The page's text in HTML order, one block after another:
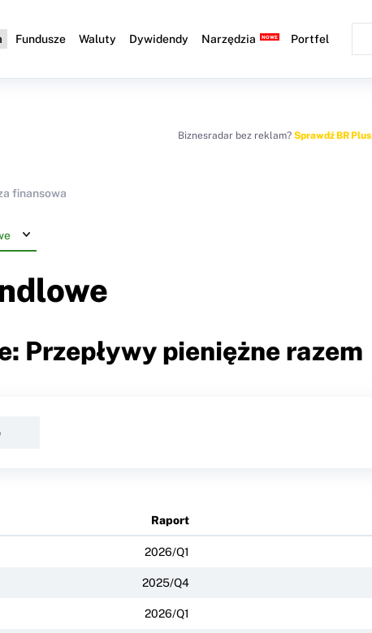
Fundusze Waluty Dywidendy Narzędzia Portfel
Biznesradar bez reklam? Sprawdź BR Plus
finansowa
Przepływy pieniężne razem
Raport
2026/Q1
2025/Q4
2026/Q1